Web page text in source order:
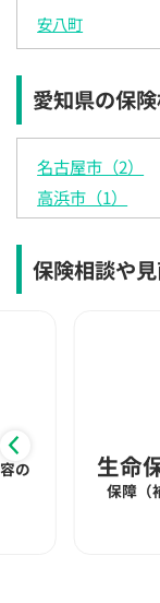
安八町
愛知県の保
名古屋市（2）
高浜市（1）
保険相談や
生命
保障（
の